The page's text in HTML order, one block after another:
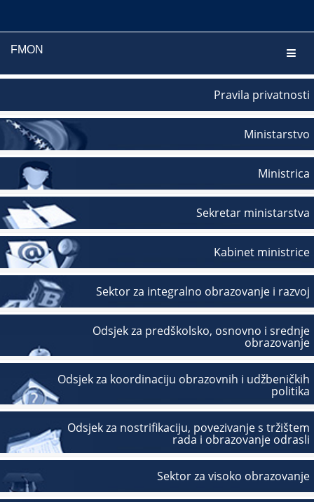
FMON
Pravila privatnosti
Ministarstvo
Ministrica
Sekretar ministarstva
Kabinet ministrice
Sektor za integralno obrazovanje i razvoj
Odsjek za predškolsko, osnovno i srednje
obrazovanje
Odsjek za koordinaciju obrazovnih i udžbeničkih
politika
Odsjek za nostrifikaciju, povezivanje s tržištem
rada i obrazovanje odrasli
Sektor za visoko obrazovanje